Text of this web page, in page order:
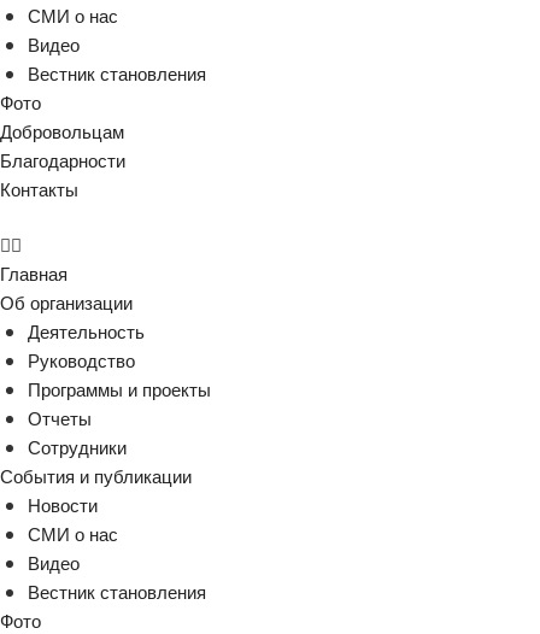
СМИ о нас
Видео
Вестник становления
Фото
Добровольцам
Благодарности
Контакты
Главная
Об организации
Деятельность
Руководство
Программы и проекты
Отчеты
Сотрудники
События и публикации
Новости
СМИ о нас
Видео
Вестник становления
Фото